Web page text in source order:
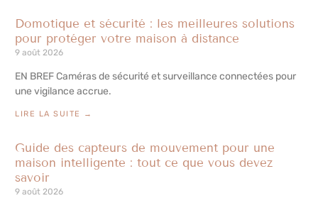
Domotique et sécurité : les meilleures solutions
pour protéger votre maison à distance
9 août 2026
EN BREF Caméras de sécurité et surveillance connectées pour
une vigilance accrue.
LIRE LA SUITE →
Guide des capteurs de mouvement pour une
maison intelligente : tout ce que vous devez
savoir
9 août 2026